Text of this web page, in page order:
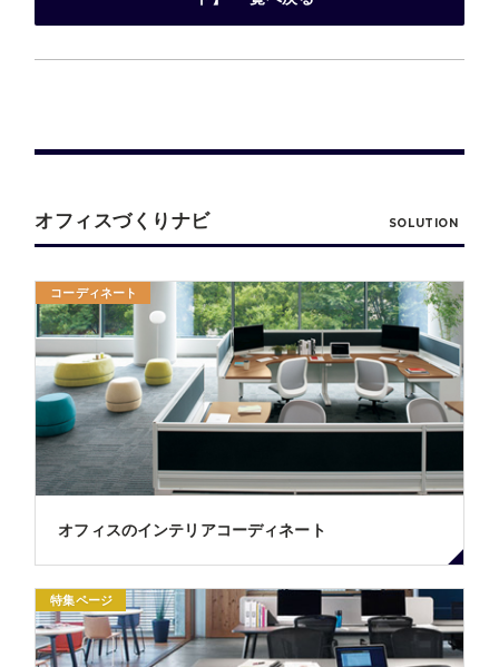
オフィスづくりナビ SOLUTION
コーディネート
オフィスのインテリアコーディネート
特集ページ